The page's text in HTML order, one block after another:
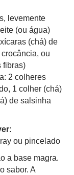
levemente
(ou água)
(chá) de
ou
fibras)
2 colheres
1 colher (chá)
de salsinha
ou pincelado
a base magra.
sabor. A